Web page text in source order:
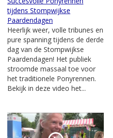
tijdens Stompwijkse
Paardendagen
Heerlijk weer, volle tribunes en
pure spanning tijdens de derde
dag van de Stompwijkse
Paardendagen! Het publiek
stroomde massaal toe voor
het traditionele Ponyrennen.
Bekijk in deze video het...